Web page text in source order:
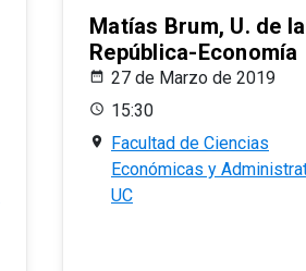
Matías Brum, U. de la
República-Economía
27 de Marzo de 2019
15:30
Facultad de Ciencias
Económicas y
UC